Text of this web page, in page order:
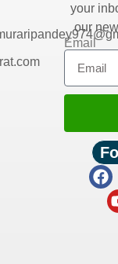
your
our
Email